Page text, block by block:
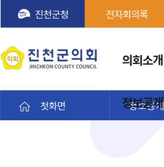
진천군의회
진천군청 전자회의록
의회소개
정보공개
첫화면 정보공개